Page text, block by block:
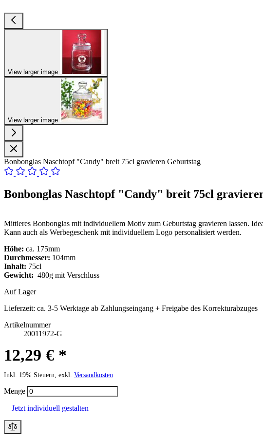
View larger image
View larger image
Bonbonglas Naschtopf "Candy" breit 75cl gravieren Geburtstag
Bonbonglas Naschtopf "Candy" breit 75cl
Mittleres Bonbonglas mit individuellem Motiv zum Geburtstag gravieren lassen.
Kann auch als Werbegeschenk mit individuellem Logo personalisiert werden.
Höhe: ca. 175mm
Durchmesser: 104mm
Inhalt: 75cl
Gewicht: 480g mit Verschluss
Auf Lager
Lieferzeit: ca. 3-5 Werktage ab Zahlungseingang + Freigabe des Korrekturabzuges
Artikelnummer
20011972-G
12,29 € *
Inkl. 19% Steuern, exkl. Versandkosten
Menge
Jetzt individuell gestalten